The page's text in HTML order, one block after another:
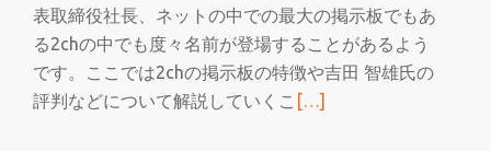
表取締役社長、ネットの中での最大の掲示板でもあ
る2chの中でも度々名前が登場することがあるよう
です。ここでは2chの掲示板の特徴や吉田 智雄氏の
評判などについて解説していくこ 続[…]